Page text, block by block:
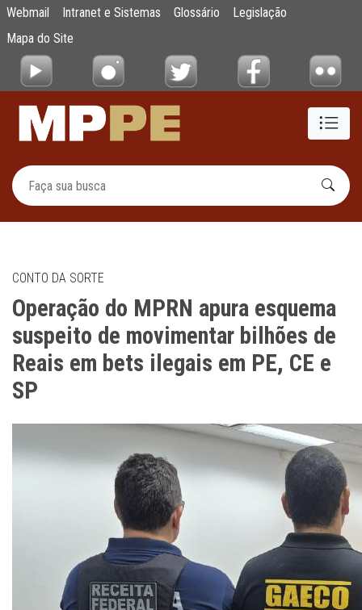
Pular para o Conteúdo principal
Operação do MPRN apura esquema
Webmail Intranet e Sistemas Glossário
Legislação
Mapa do Site
CONTO DA SORTE
Operação do MPRN apura esquema
suspeito de movimentar bilhões de
Reais em bets ilegais em PE, CE e
SP